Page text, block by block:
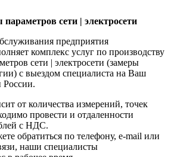
сети | электросети
предприятия
комплекс услуг по производству
сети | электросети (замеры
с выездом специалиста на Ваш
России.
от количества измерений, точек
провести и отдаленности
с НДС.
обратиться по телефону, e-mail или
наши специалисты